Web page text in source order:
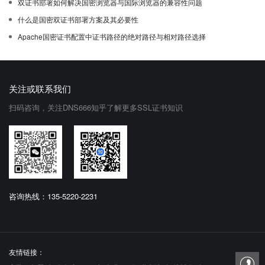
什么是国密双证书部署方案及其必要性
Apache国密证书配置中证书路径的绝对路径与相对路径选择
关注或联系我们
扫码咨询，关注DNS666知乎了解更多SSL证书知识
咨询热线：135-5220-2231
友情链接：